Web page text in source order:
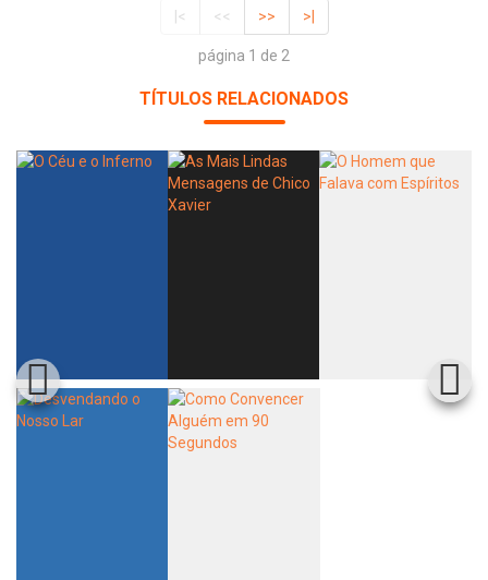
|< << >> >|
página 1 de 2
TÍTULOS RELACIONADOS